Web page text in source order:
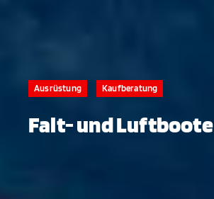
Ausrüstung Kaufberatung
Falt- und Luftboote